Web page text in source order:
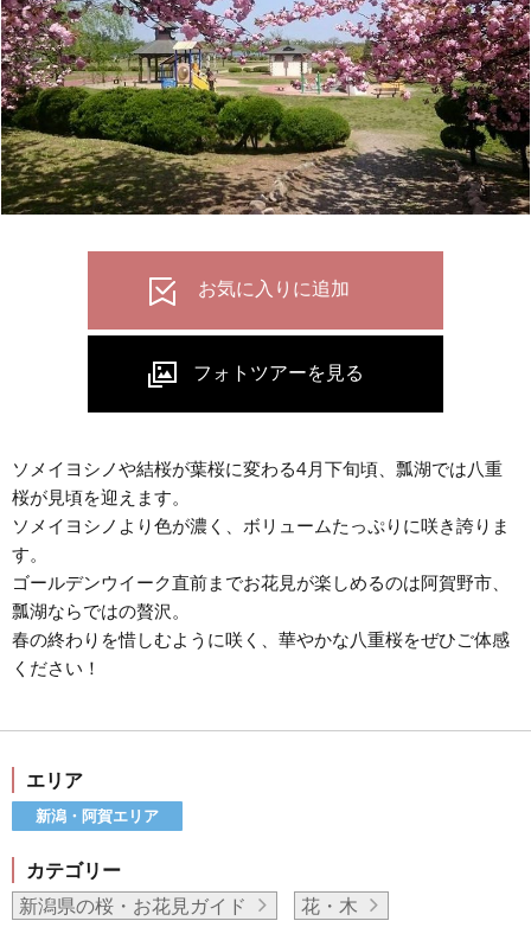
ソメイヨシノや結桜が葉桜に変わる4月下旬頃、瓢湖では八重
桜が見頃を迎えます。
ソメイヨシノより色が濃く、ボリュームたっぷりに咲き誇りま
す。
ゴールデンウイーク直前までお花見が楽しめるのは阿賀野市、
瓢湖ならではの贅沢。
春の終わりを惜しむように咲く、華やかな八重桜をぜひご体感
ください！
エリア
新潟・阿賀エリア
カテゴリー
新潟県の桜・お花見ガイド
花・木